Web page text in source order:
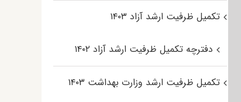
تکمیل ظرفیت ارشد آزاد ۱۴۰۳
دفترچه تکمیل ظرفیت ارشد آزاد ۱۴۰۲
تکمیل ظرفیت ارشد وزارت بهداشت ۱۴۰۳